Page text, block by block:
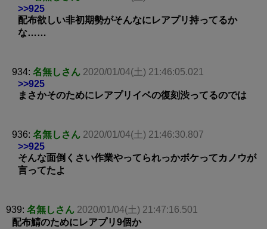
>>925
配布欲しい非初期勢がそんなにレアプリ持ってるか
な……
934: 名無しさん 2020/01/04(土) 21:46:05.021
>>925
まさかそのためにレアプリイベの復刻渋ってるのでは
936: 名無しさん 2020/01/04(土) 21:46:30.807
>>925
そんな面倒くさい作業やってられっかボケってカノウが
言ってたよ
939: 名無しさん 2020/01/04(土) 21:47:16.501
配布鯖のためにレアプリ9個か